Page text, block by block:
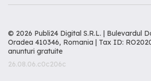
© 2026 Publi24 Digital S.R.L. | Bulevardul
Oradea 410346, Romania | Tax ID:
anunturi gratuite
26.08.06.c0c206c